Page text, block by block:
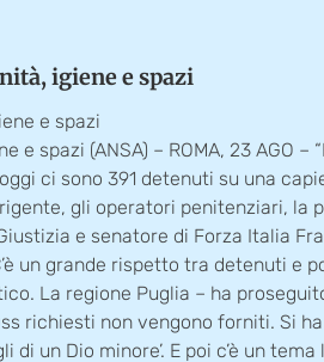
igiene e spazi
e spazi
e spazi (ANSA) – ROMA, 23 AGO
ci sono 391 detenuti su una
gli operatori penitenziari, la
e senatore di Forza Italia
un grande rispetto tra detenuti
La regione Puglia – ha
richiesti non vengono forniti. Si
un Dio minore’. E poi c’è un